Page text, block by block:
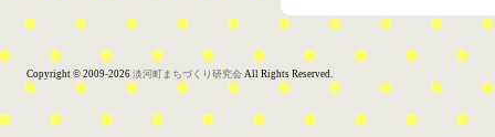
Copyright © 2009-2026 淡河町まちづくり研究会 All Rights Reserved.